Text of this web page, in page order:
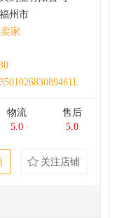
州市
家
物流
5.0
售后
5.0
关注店铺